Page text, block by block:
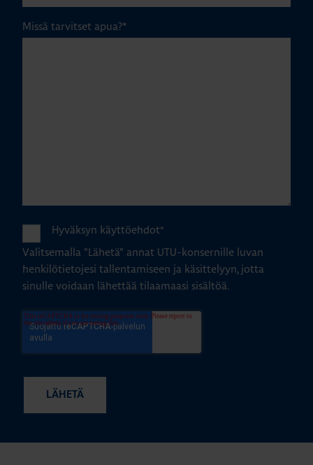
Missä tarvitset apua?*
Hyväksyn käyttöehdot*
Valitsemalla "Lähetä" annat UTU-konsernille luvan
henkilötietojesi tallentamiseen ja käsittelyyn, jotta
sinulle voidaan lähettää tilaamaasi sisältöä.